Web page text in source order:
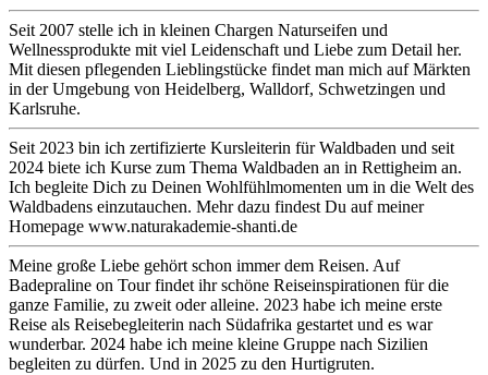
Seit 2007 stelle ich in kleinen Chargen Naturseifen und
Wellnessprodukte mit viel Leidenschaft und Liebe zum Detail her.
Mit diesen pflegenden Lieblingstücke findet man mich auf Märkten
in der Umgebung von Heidelberg, Walldorf, Schwetzingen und
Karlsruhe.
Seit 2023 bin ich zertifizierte Kursleiterin für Waldbaden und seit
2024 biete ich Kurse zum Thema Waldbaden an in Rettigheim an.
Ich begleite Dich zu Deinen Wohlfühlmomenten um in die Welt des
Waldbadens einzutauchen. Mehr dazu findest Du auf meiner
Homepage www.naturakademie-shanti.de
Meine große Liebe gehört schon immer dem Reisen. Auf
Badepraline on Tour findet ihr schöne Reiseinspirationen für die
ganze Familie, zu zweit oder alleine. 2023 habe ich meine erste
Reise als Reisebegleiterin nach Südafrika gestartet und es war
wunderbar. 2024 habe ich meine kleine Gruppe nach Sizilien
begleiten zu dürfen. Und in 2025 zu den Hurtigruten.